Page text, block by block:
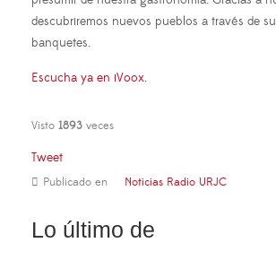
descubriremos nuevos pueblos a través de
banquetes.
Escucha ya en iVoox.
Visto 1893 veces
Tweet
Publicado en Noticias Radio URJC
Lo último de